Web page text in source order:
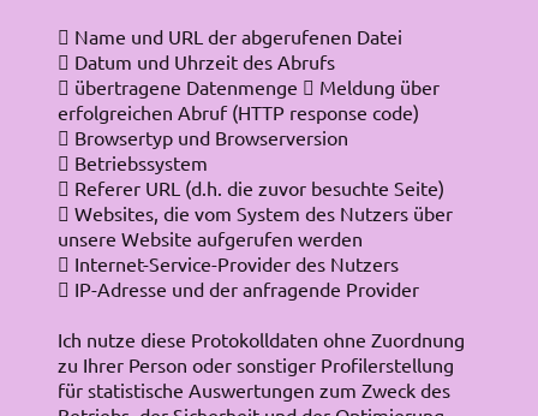
 Name und URL der abgerufenen Datei
 Datum und Uhrzeit des Abrufs
 übertragene Datenmenge  Meldung über
erfolgreichen Abruf (HTTP response code)
 Browsertyp und Browserversion
 Betriebssystem
 Referer URL (d.h. die zuvor besuchte Seite)
 Websites, die vom System des Nutzers über
unsere Website aufgerufen werden
 Internet-Service-Provider des Nutzers
 IP-Adresse und der anfragende Provider
Ich nutze diese Protokolldaten ohne Zuordnung
zu Ihrer Person oder sonstiger Profilerstellung
für statistische Auswertungen zum Zweck des